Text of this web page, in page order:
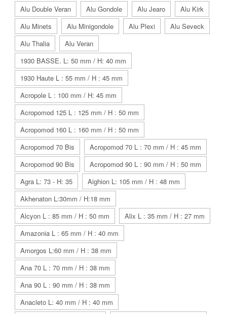
Alu Double Veran
Alu Gondole Alu Jearo
Alu Kirk
Alu Minets
Alu Minigondole Alu Plexi
Alu Seveck
Alu Thalia
Alu Veran
1930 BASSE. L: 50 mm / H: 40 mm
1930 Haute L : 55 mm / H : 45 mm
Acropole L : 100 mm / H: 45 mm
Acropomod 125 L : 125 mm / H : 50 mm
Acropomod 160 L : 160 mm / H : 50 mm
Acropomod 70 Bis
Acropomod 70 L : 70 mm / H : 45 mm
Acropomod 90 Bis
Acropomod 90 L : 90 mm / H : 50 mm
Agra L: 73 - H: 35
Aighion L: 105 mm / H : 48 mm
Akhenaton L:30mm / H:18 mm
Alcyon L : 85 mm / H : 50 mm
Alix L : 35 mm / H : 27 mm
Amazonia L : 65 mm / H : 40 mm
Amorgos L:60 mm / H : 38 mm
Ana 70 L : 70 mm / H : 38 mm
Ana 90 L : 90 mm / H : 38 mm
Anacleto L: 40 mm / H : 40 mm